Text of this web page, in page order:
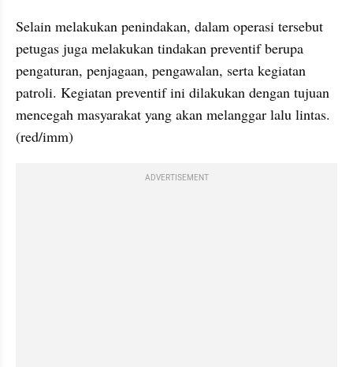
Selain melakukan penindakan, dalam operasi tersebut
petugas juga melakukan tindakan preventif berupa
pengaturan, penjagaan, pengawalan, serta kegiatan
patroli. Kegiatan preventif ini dilakukan dengan tujuan
mencegah masyarakat yang akan melanggar lalu lintas.
(red/imm)
ADVERTISEMENT